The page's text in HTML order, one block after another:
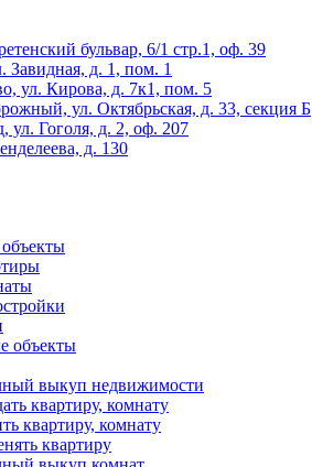
бульвар, 6/1 стр.1, оф. 39
Завидная, д. 1, пом. 1
ул. Кирова, д. 7к1, пом. 5
ул. Октябрьская, д. 33, секция Б
ул. Гоголя, д. 2, оф. 207
д. 130
объекты
выкуп недвижимости
квартиру, комнату
квартиру, комнату
квартиру